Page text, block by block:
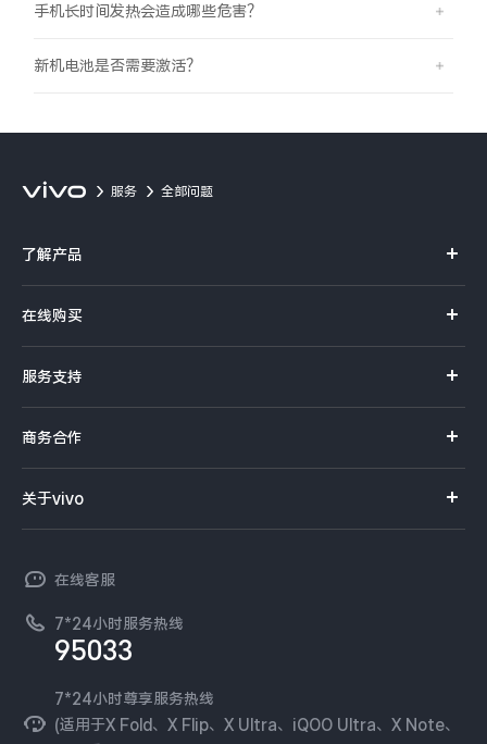
手机长时间发热会造成哪些危害？
新机电池是否需要激活？
服务 全部问题
了解产品
S系列
Y系列
iQOO手机
T系列
NEX系列
在线购买
选购手机
选购配件
订单查询
服务支持
服务网点
查找手机
环保回收
安全公告
服务隐私政策
商务合作
开放平台
vivo 企业业务
廉正合规
国补营业执照
无线电发射设备销售备案
关于vivo
工作机会
新闻资讯
可持续发展
在线客服
7*24小时服务热线
95033
7*24小时尊享服务热线
(适用于X Fold、X Flip、X Ultra、iQOO Ultra、X Note、